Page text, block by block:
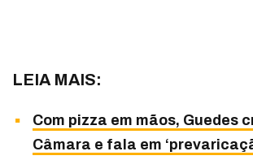
LEIA MAIS:
Com pizza em mãos, Guedes
Câmara e fala em